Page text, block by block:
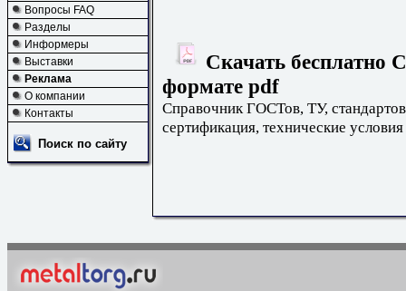
Вопросы FAQ
Разделы
Информеры
Выставки
Реклама
О компании
Контакты
Поиск по сайту
Скачать бесплатно
формате pdf
Справочник ГОСТов, ТУ,
сертификация, технические условия